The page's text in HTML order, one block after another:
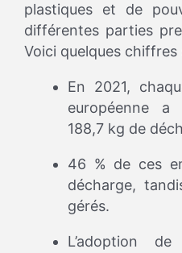
plastiques et de
différentes parties
Voici quelques
En 2021,
européenne a
188,7 kg de
46 % de ces
décharge,
gérés.
L’adoption